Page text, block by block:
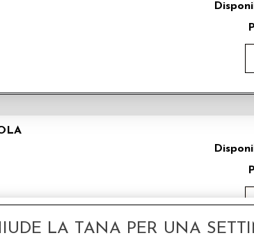
LA TANA PER UNA